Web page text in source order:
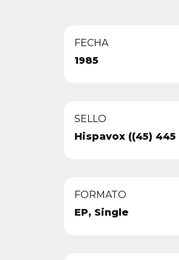
FECHA
1985
SELLO
Hispavox ((45) 445
FORMATO
EP, Single